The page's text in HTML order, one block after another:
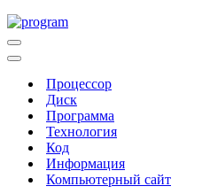
Меню
навигации
Меню
навигацииПроцессор
Диск
Программа
Технология
Код
Информация
Компьютерный сайт